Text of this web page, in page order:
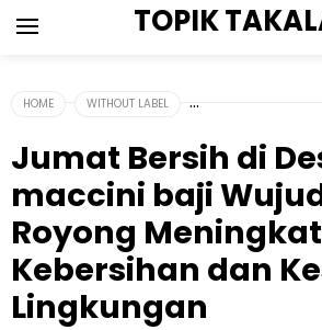
TOPIK
HOME WITHOUT LABEL
Jumat Bersih di
maccini baji
Royong
Kebersihan dan
Lingkungan